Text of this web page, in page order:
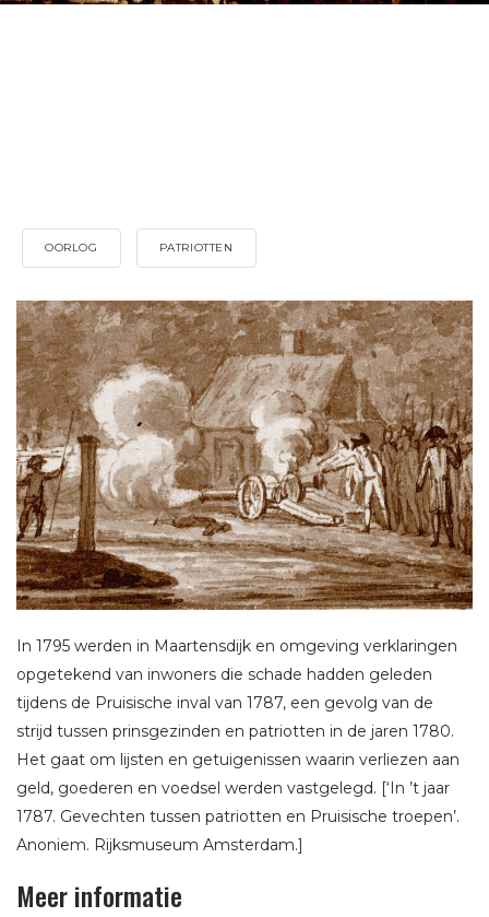
OORLOG PATRIOTTEN
In 1795 werden in Maartensdijk en omgeving verklaringen
opgetekend van inwoners die schade hadden geleden
tijdens de Pruisische inval van 1787, een gevolg van de
strijd tussen prinsgezinden en patriotten in de jaren 1780.
Het gaat om lijsten en getuigenissen waarin verliezen aan
geld, goederen en voedsel werden vastgelegd. [‘In ’t jaar
1787. Gevechten tussen patriotten en Pruisische troepen’.
Anoniem. Rijksmuseum Amsterdam.]
Meer informatie